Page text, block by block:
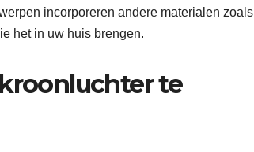
incorporeren andere materialen zoals
het in uw huis brengen.
te